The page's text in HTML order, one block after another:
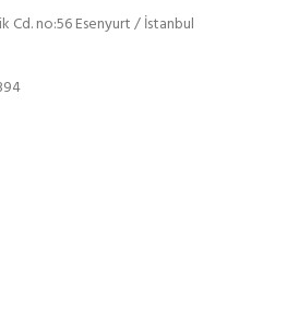
Cd. no:56 Esenyurt / İstanbul